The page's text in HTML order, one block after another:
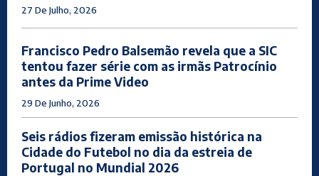
27 De Julho, 2026
Francisco Pedro Balsemão revela que a SIC
tentou fazer série com as irmãs Patrocínio
antes da Prime Video
29 De Junho, 2026
Seis rádios fizeram emissão histórica na
Cidade do Futebol no dia da estreia de
Portugal no Mundial 2026